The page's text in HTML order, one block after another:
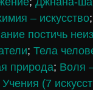
– искусство;
постичь
; Тела
природа; Воля
Учения (7